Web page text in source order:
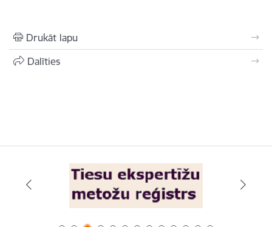
Drukāt lapu
Dalīties